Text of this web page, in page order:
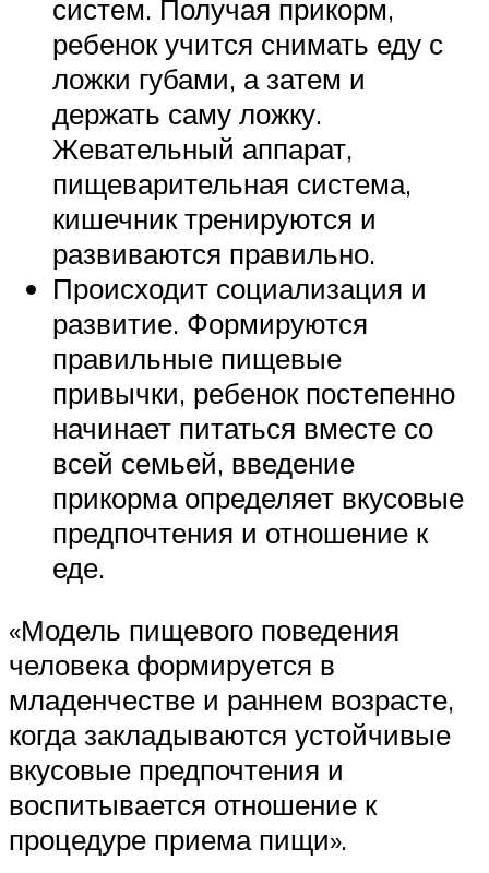
систем. Получая прикорм,
ребенок учится снимать еду с
ложки губами, а затем и
держать саму ложку.
Жевательный аппарат,
пищеварительная система,
кишечник тренируются и
развиваются правильно.
Происходит социализация и
развитие. Формируются
правильные пищевые
привычки, ребенок постепенно
начинает питаться вместе со
всей семьей, введение
прикорма определяет вкусовые
предпочтения и отношение к
еде.
«Модель пищевого поведения
человека формируется в
младенчестве и раннем возрасте,
когда закладываются устойчивые
вкусовые предпочтения и
воспитывается отношение к
процедуре приема пищи».